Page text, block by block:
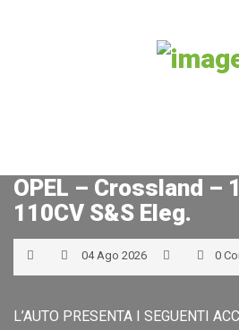
OPEL – Crossland –
110CV S&S Eleg.
04 Ago 2026 0
L’AUTO PRESENTA I SEGUENTI
Chi Siamo
Valuta la tua auto